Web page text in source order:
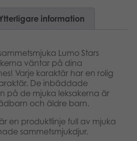
information
Lumo Stars
väntar på dina
Varje karaktär har en rolig
De inbäddade
på de mjuka leksakerna är
och äldre barn.
en produktlinje full av mjuka
sammetsmjukdjur.